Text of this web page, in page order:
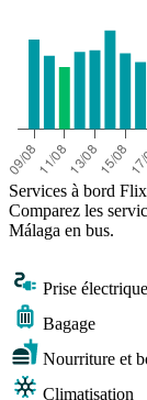
Services à bord
Comparez les
Málaga en bus.
Prise électrique
Bagage
Nourriture et
Climatisation